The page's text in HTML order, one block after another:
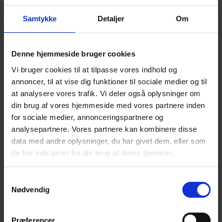
Samtykke Detaljer Om
Denne hjemmeside bruger cookies
Vi bruger cookies til at tilpasse vores indhold og
annoncer, til at vise dig funktioner til sociale medier og til
at analysere vores trafik. Vi deler også oplysninger om
din brug af vores hjemmeside med vores partnere inden
for sociale medier, annonceringspartnere og
analysepartnere. Vores partnere kan kombinere disse
data med andre oplysninger, du har givet dem, eller som
de har indsamlet fra din brug af deres tjenester.
Nødvendig
Præferencer
offentligt at referere kunstnere direkte.
andet spillested, betragtes dette ikke som en aflysning,
Ved aflysning af Rottefælden
Er årsagen til aflysning som følge af lockout, strejke,
pandemier, naturkatastrofer, brandskade eller lign.
uforudsete hændelser udenfor Rottefældens kontrol, er
Rottefælden berettiget til at aflyse uden erstatning af
nogen art. Ved aflysning forstås, at forestillingen ikke
anses ikke for en aflysning, der berettiger til ombytning
eller refusion. Ved en evt. forsinkelse som følge af
forhold, som Rottefælden ikke har indflydelse på, kan